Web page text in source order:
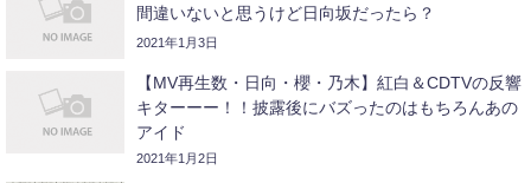
間違いないと思うけど日向坂だったら？
2021年1月3日
【MV再生数・日向・櫻・乃木】紅白＆CDTVの反響
キターーー！！披露後にバズったのはもちろんあの
アイド
2021年1月2日